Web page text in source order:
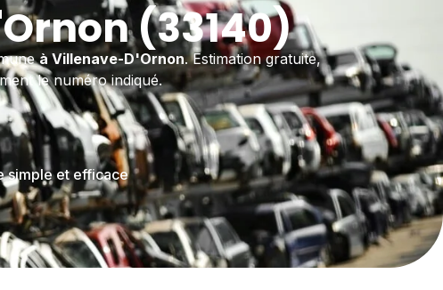
(33140)
à Villenave-D'Ornon. Estimation gratuite,
le numéro indiqué.
simple et efficace